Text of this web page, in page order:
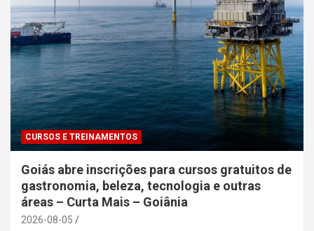
CURSOS E TREINAMENTOS
Goiás abre inscrições para cursos gratuitos de
gastronomia, beleza, tecnologia e outras
áreas – Curta Mais – Goiânia
2026-08-05